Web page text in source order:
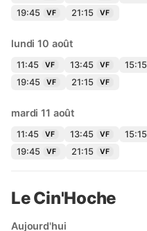
19:45
VF 21:15 VF
lundi 10 août
11:45 VF 13:45 VF 15:15
19:45 VF 21:15 VF
mardi 11 août
11:45 VF 13:45 VF 15:15
19:45 VF 21:15 VF
Le Cin'Hoche
Aujourd'hui